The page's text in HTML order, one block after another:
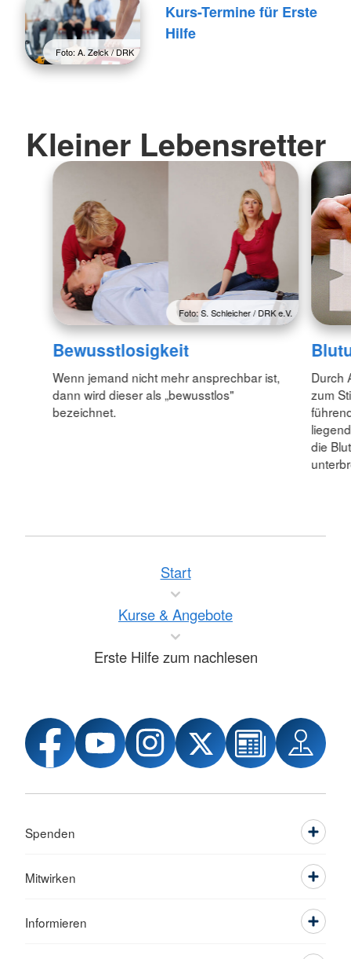
Foto: A. Zelck / DRK
Kurs-Termine für Erste
Hilfe
Kleiner Lebensretter
Foto: S. Schleicher / DRK e.V.
Bewusstlosigkeit
Wenn jemand nicht mehr ansprechbar ist,
dann wird dieser als „bewusstlos"
bezeichnet.
Durch
zum
die
Start
Kurse & Angebote
Erste Hilfe zum nachlesen
Spenden
Mitwirken
Informieren